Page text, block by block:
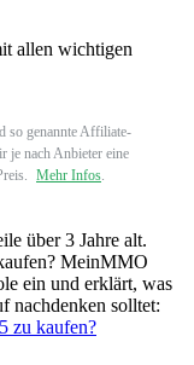
allen wichtigen
so genannte Affiliate-
je nach Anbieter eine
Mehr Infos
über 3 Jahre alt.
MeinMMO
ein und erklärt, was
nachdenken solltet:
zu kaufen?